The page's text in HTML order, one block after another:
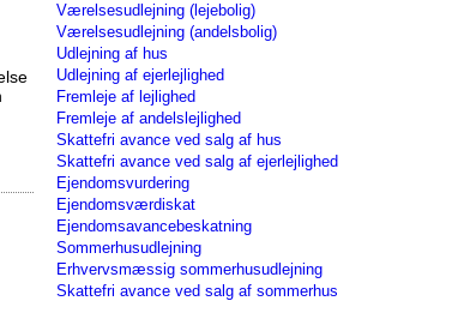
Værelsesudlejning (lejebolig)
Værelsesudlejning (andelsbolig)
Udlejning af hus
Udlejning af ejerlejlighed
Fremleje af lejlighed
Fremleje af andelslejlighed
Skattefri avance ved salg af hus
Skattefri avance ved salg af ejerlejlighed
Ejendomsvurdering
Ejendomsværdiskat
Ejendomsavancebeskatning
Sommerhusudlejning
Erhvervsmæssig sommerhusudlejning
Skattefri avance ved salg af sommerhus